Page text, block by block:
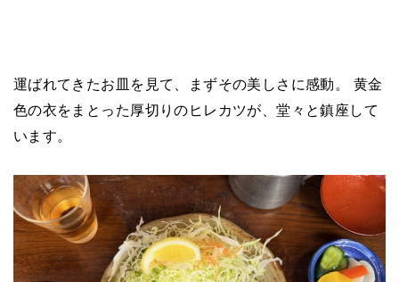
運ばれてきたお皿を見て、まずその美しさに感動。 黄金
色の衣をまとった厚切りのヒレカツが、堂々と鎮座して
います。